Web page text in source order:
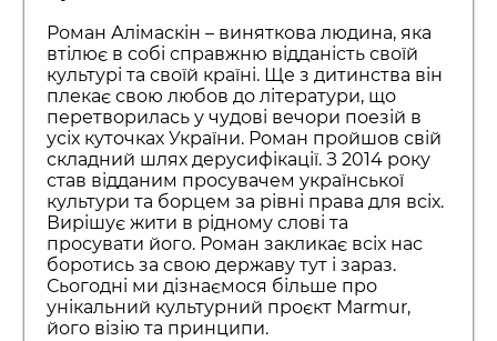
Роман Алімаскін – виняткова людина, яка
втілює в собі справжню відданість своїй
культурі та своїй країні. Ще з дитинства він
плекає свою любов до літератури, що
перетворилась у чудові вечори поезій в
усіх куточках України. Роман пройшов свій
складний шлях дерусифікації. З 2014 року
став відданим просувачем української
культури та борцем за рівні права для всіх.
Вирішує жити в рідному слові та
просувати його. Роман закликає всіх нас
боротись за свою державу тут і зараз.
Сьогодні ми дізнаємося більше про
унікальний культурний проєкт Marmur,
його візію та принципи.